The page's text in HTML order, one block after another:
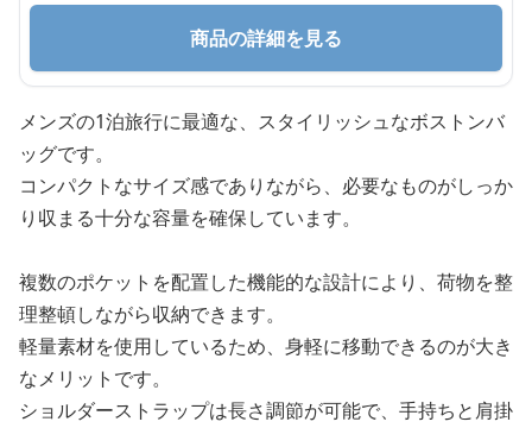
商品の詳細を見る
メンズの1泊旅行に最適な、スタイリッシュなボストンバ
ッグです。
コンパクトなサイズ感でありながら、必要なものがしっか
り収まる十分な容量を確保しています。
複数のポケットを配置した機能的な設計により、荷物を整
理整頓しながら収納できます。
軽量素材を使用しているため、身軽に移動できるのが大き
なメリットです。
ショルダーストラップは長さ調節が可能で、手持ちと肩掛